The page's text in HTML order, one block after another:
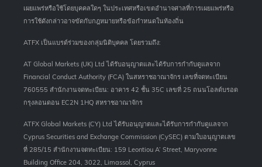
เผยแพร่หรือใช้โดยบุคคลใดๆ ในประเทศหรือเขตอำนาจศาลที่การเผยแพร่หรือ
การใช้ดังกล่าวอาจขัดกับกฎหมายหรือข้อกำหนดในท้องถิ่น
ATFX เป็นแบรด์ร่วมของกลุ่มนิติบุคคล โดยรวมถึง:
AT Global Markets (UK) Ltd ได้รับอนุญาตและได้รับการกำกับดูแลจาก
Financial Conduct Authority (FCA) ในสหราชอาณาจักร เลขที่จดทะเบียน
760555 สำนักงานจดทะเบียน: อาคาร 42 ชั้น 35C เลขที่ 25 ถนนโอลด์บรอด
กรุงลอนดอน EC2N 1HQ สหราชอาณาจักร
ATFX Global Markets (CY) Ltd ได้รับอนุญาตและได้รับการกำกับดูแลจาก
Cyprus Securities and Exchange Commission (CySEC) ตามใบอนุญาตเลข
ที่ 285/15 สำนักงานจดทะเบียน: 159 Leontiou A’ Street, Maryvonne
Building Office 204, 3022, Limassol, Cyprus